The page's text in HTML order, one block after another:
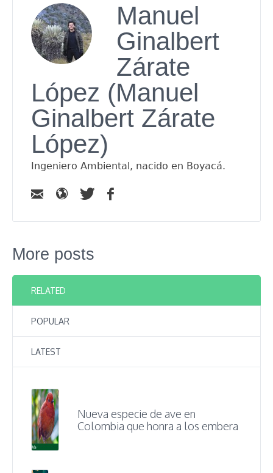
Manuel
Ginalbert
Zárate
López (Manuel
Ginalbert Zárate
López)
Ingeniero Ambiental, nacido en Boyacá.
More posts
RELATED
POPULAR
LATEST
Nueva especie de ave en
Colombia que honra a los embera